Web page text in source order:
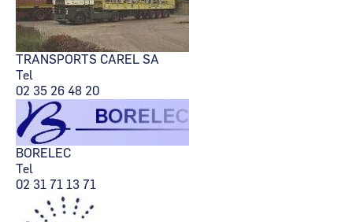
TRANSPORTS CAREL SA
Tel
02 35 26 48 20
BORELEC
Tel
02 31 71 13 71